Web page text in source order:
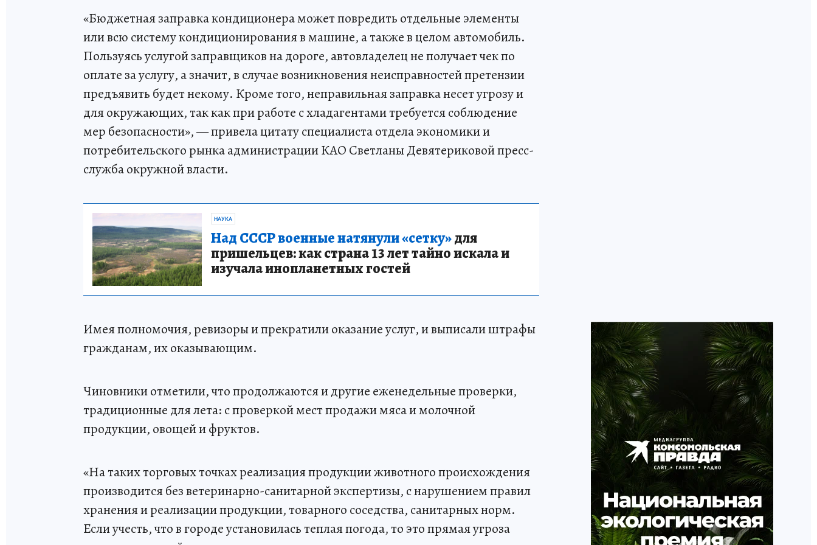
«Бюджетная заправка кондиционера может повредить отдельные элементы
или всю систему кондиционирования в машине, а также в целом автомобиль.
Пользуясь услугой заправщиков на дороге, автовладелец не получает чек по
оплате за услугу, а значит, в случае возникновения неисправностей претензии
предъявить будет некому. Кроме того, неправильная заправка несет угрозу и
для окружающих, так как при работе с хладагентами требуется соблюдение
мер безопасности», — привела цитату специалиста отдела экономики и
потребительского рынка администрации КАО Светланы Девятериковой пресс-
служба окружной власти.
НАУКА
Над СССР военные натянули «сетку»для
пришельцев: как страна 13 лет тайно искала и
изучала инопланетных гостей
Имея полномочия, ревизоры и прекратили оказание услуг, и выписали штрафы
гражданам, их оказывающим.
Чиновники отметили, что продолжаются и другие еженедельные проверки,
традиционные для лета: с проверкой мест продажи мяса и молочной
продукции, овощей и фруктов.
«На таких торговых точках реализация продукции животного происхождения
производится без ветеринарно-санитарной экспертизы, с нарушением правил
хранения и реализации продукции, товарного соседства, санитарных норм.
Если учесть, что в городе установилась теплая погода, то это прямая угроза